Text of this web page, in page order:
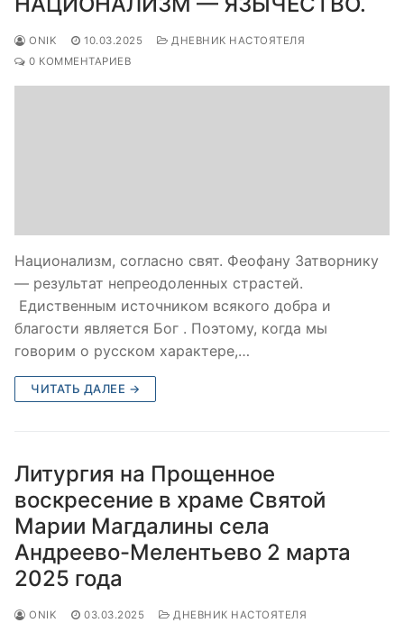
ONIK 10.03.2025
ДНЕВНИК НАСТОЯТЕЛЯ
0 КОММЕНТАРИЕВ
Национализм, согласно свят. Феофану Затворнику
— результат непреодоленных страстей.
Едиственным источником всякого добра и
благости является Бог . Поэтому, когда мы
говорим о русском характере,…
ЧИТАТЬ ДАЛЕЕ →
Литургия на Прощенное
воскресение в храме Святой
Марии Магдалины села
Андреево-Мелентьево 2 марта
2025 года
ONIK 03.03.2025
ДНЕВНИК НАСТОЯТЕЛЯ